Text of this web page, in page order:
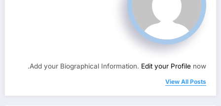
Add your Biographical Information. Edit your Profile now.
View All Posts